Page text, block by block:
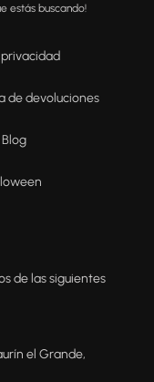
de las siguientes
el Grande,
estás buscando!
de devoluciones
Blog